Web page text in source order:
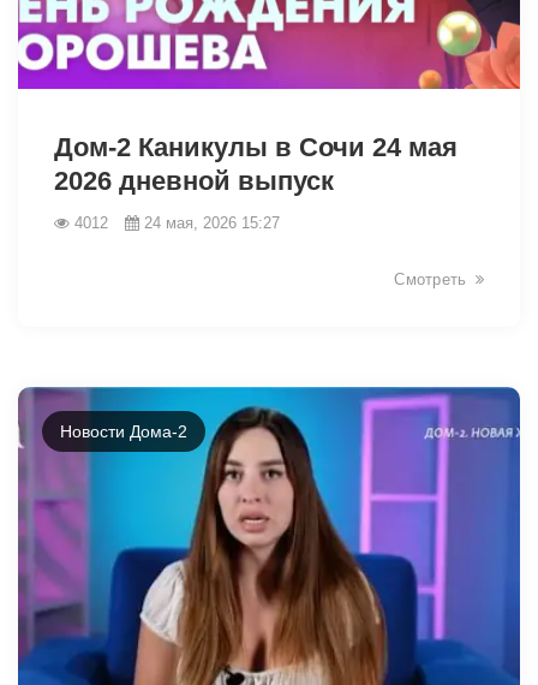
Дом-2 Каникулы в Сочи 24 мая
2026 дневной выпуск
4012 24 мая, 2026 15:27
Смотреть
Новости Дома-2